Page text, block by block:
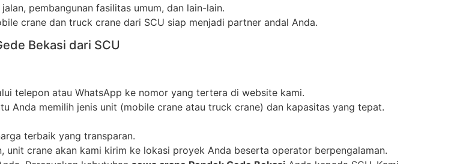
pembangunan fasilitas umum, dan lain-lain.
crane dan truck crane dari SCU siap menjadi partner andal Anda.
Bekasi dari SCU
telepon atau WhatsApp ke nomor yang tertera di website kami.
Anda memilih jenis unit (mobile crane atau truck crane) dan kapasitas yang tepat.
terbaik yang transparan.
unit crane akan kami kirim ke lokasi proyek Anda beserta operator berpengalaman.